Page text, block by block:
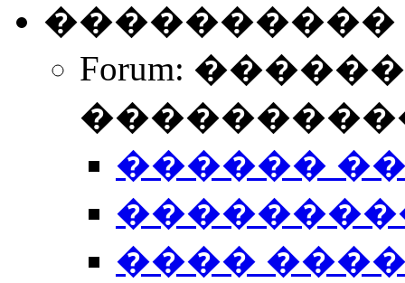
����������
Forum:
������
����